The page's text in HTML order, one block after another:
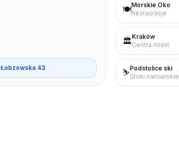
Łobzowska 43
🍽️Morskie Oko
Restauracje
🏛️Kraków
Centra miast
⛷️Podstolice ski
Stoki narciarskie